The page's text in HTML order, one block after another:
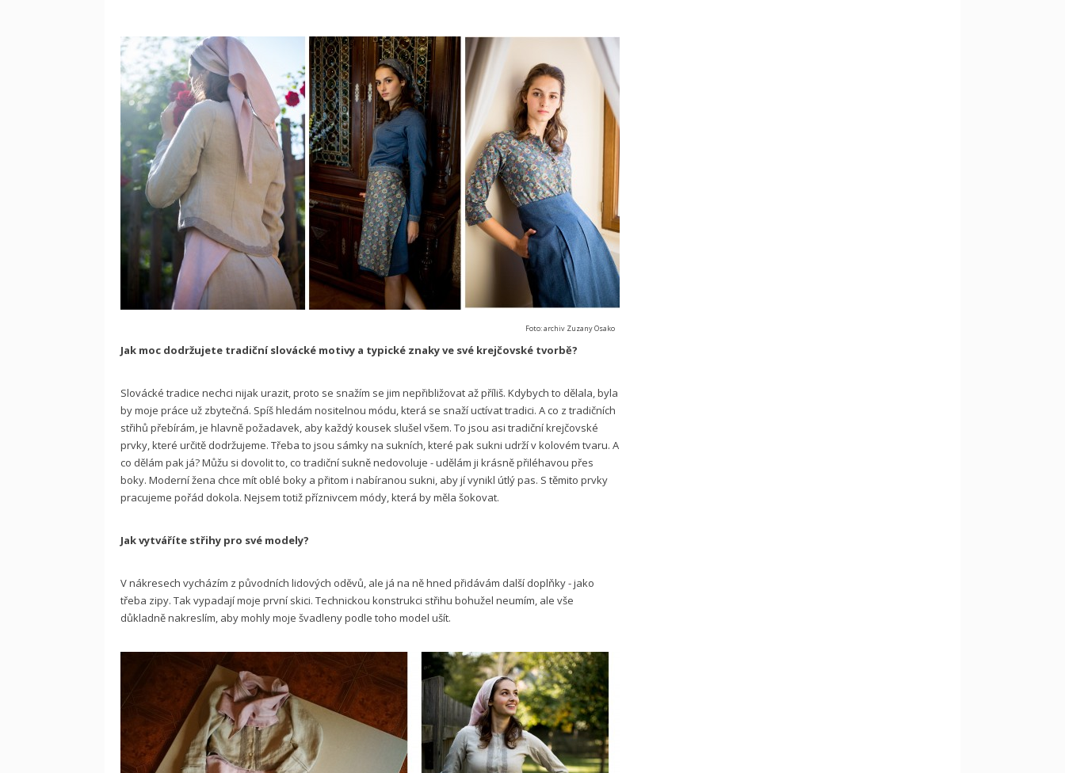
Foto: archiv Zuzany Osako
Jak moc dodržujete tradiční slovácké motivy a typické znaky ve své krejčovské tvorbě?
Slovácké tradice nechci nijak urazit, proto se snažím se jim nepřibližovat až příliš. Kdybych to dělala, byla
by moje práce už zbytečná. Spíš hledám nositelnou módu, která se snaží uctívat tradici. A co z tradičních
střihů přebírám, je hlavně požadavek, aby každý kousek slušel všem. To jsou asi tradiční krejčovské
prvky, které určitě dodržujeme. Třeba to jsou sámky na sukních, které pak sukni udrží v kolovém tvaru. A
co dělám pak já? Můžu si dovolit to, co tradiční sukně nedovoluje - udělám ji krásně přiléhavou přes
boky. Moderní žena chce mít oblé boky a přitom i nabíranou sukni, aby jí vynikl útlý pas. S těmito prvky
pracujeme pořád dokola. Nejsem totiž příznivcem módy, která by měla šokovat.
Jak vytváříte střihy pro své modely?
V nákresech vycházím z původních lidových oděvů, ale já na ně hned přidávám další doplňky - jako
třeba zipy. Tak vypadají moje první skici. Technickou konstrukci střihu bohužel neumím, ale vše
důkladně nakreslím, aby mohly moje švadleny podle toho model ušít.